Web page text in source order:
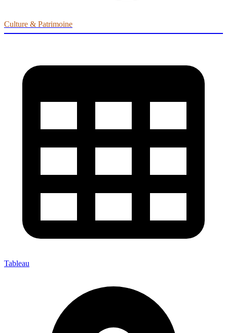
Culture & Patrimoine
Tableau